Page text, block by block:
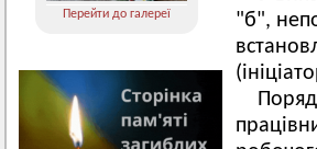
Перейти до галереї
"б",